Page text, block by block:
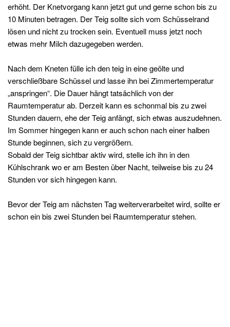
erhöht. Der Knetvorgang kann jetzt gut und gerne schon bis zu
10 Minuten betragen. Der Teig sollte sich vom Schüsselrand
lösen und nicht zu trocken sein. Eventuell muss jetzt noch
etwas mehr Milch dazugegeben werden.
Nach dem Kneten fülle ich den teig in eine geölte und
verschließbare Schüssel und lasse ihn bei Zimmertemperatur
„anspringen“. Die Dauer hängt tatsächlich von der
Raumtemperatur ab. Derzeit kann es schonmal bis zu zwei
Stunden dauern, ehe der Teig anfängt, sich etwas auszudehnen.
Im Sommer hingegen kann er auch schon nach einer halben
Stunde beginnen, sich zu vergrößern.
Sobald der Teig sichtbar aktiv wird, stelle ich ihn in den
Kühlschrank wo er am Besten über Nacht, teilweise bis zu 24
Stunden vor sich hingegen kann.
Bevor der Teig am nächsten Tag weiterverarbeitet wird, sollte er
schon ein bis zwei Stunden bei Raumtemperatur stehen.